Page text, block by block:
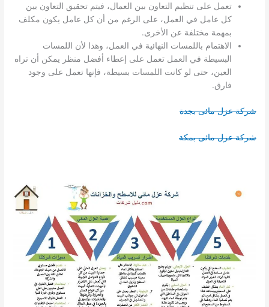
تعمل على تنظيم التعاون بين العمال، فيتم تحقيق التعاون بين
كل عامل في العمل، على الرغم من أن كل عامل يكون مكلف
بمهمة مختلفة عن الأخرى.
الاهتمام باللمسات النهائية في العمل، وهذا لأن اللمسات
البسيطة في العمل تعمل على إعطاء أفضل منظر يمكن أن تراه
العين، حتى لو كانت اللمسات بسيطة، فإنها تعمل على وجود
فارق.
شركة عزل مائى بجدة
شركة عزل مائى بمكة